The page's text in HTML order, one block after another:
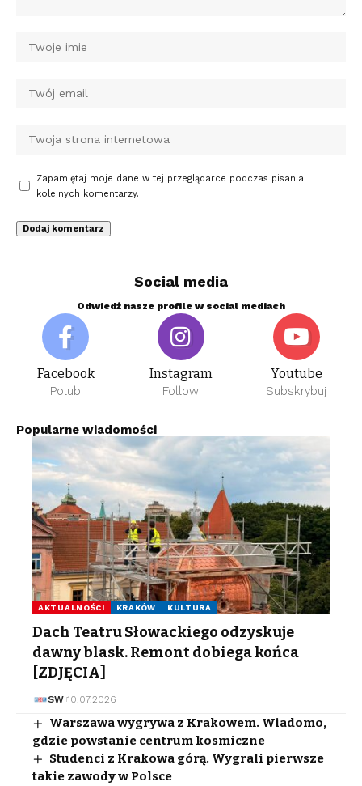
Zapamiętaj moje dane w tej przeglądarce podczas pisania
kolejnych komentarzy.
Social media
Odwiedź nasze profile w social mediach
Facebook
Polub
Instagram
Follow
Youtube
Subskrybuj
Popularne wiadomości
AKTUALNOŚCI KRAKÓW KULTURA
Dach Teatru Słowackiego odzyskuje
dawny blask. Remont dobiega końca
[ZDJĘCIA]
SW 10.07.2026
Warszawa wygrywa z Krakowem. Wiadomo,
gdzie powstanie centrum kosmiczne
Studenci z Krakowa górą. Wygrali pierwsze
takie zawody w Polsce